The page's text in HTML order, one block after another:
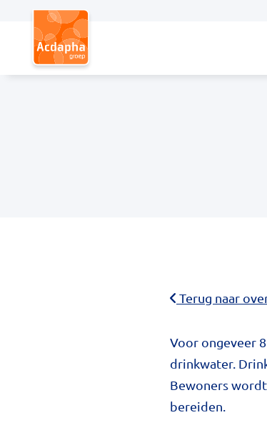
Terug naar
Voor ongeveer
drinkwater.
Bewoners
bereiden.